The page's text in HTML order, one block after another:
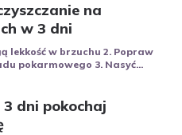
na
w 3 dni
lekkość w brzuchu 2. Popraw
pokarmowego 3. Nasyć...
3 dni pokochaj